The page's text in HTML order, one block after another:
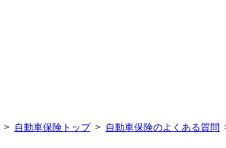
自動車保険トップ 自動車保険のよくある質問